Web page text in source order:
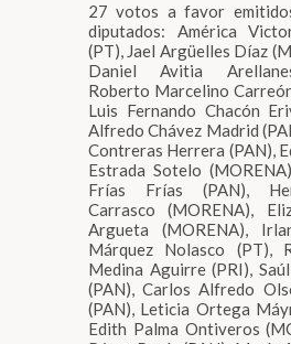
27 votos a favor
diputados: América
(PT), Jael Argüelles Díaz
Daniel Avitia
Roberto Marcelino
Luis Fernando Chacón
Alfredo Chávez Madrid
Contreras Herrera (PAN),
Estrada Sotelo
Frías Frías (PAN),
Carrasco (MORENA),
Argueta (MORENA),
Márquez Nolasco (PT),
Medina Aguirre (PRI),
(PAN), Carlos Alfredo
(PAN), Leticia Ortega
Edith Palma Ontiveros